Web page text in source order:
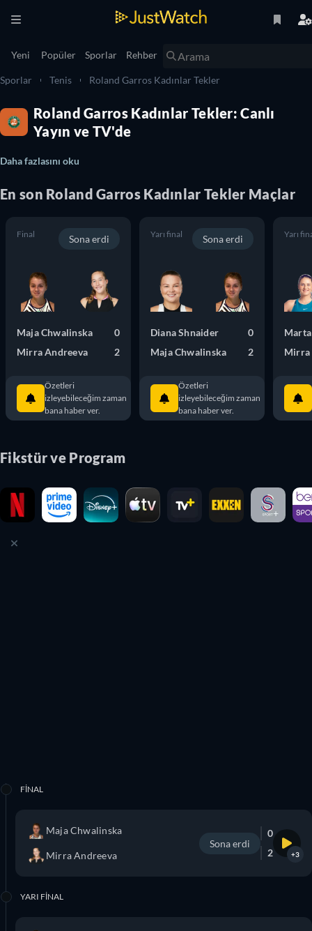
Yeni Popüler Sporlar Rehber
Sporlar Tenis Roland Garros Kadınlar Tekler
Roland Garros Kadınlar Tekler: Canlı
Yayın ve TV'de
Daha fazlasını oku
En son Roland Garros Kadınlar Tekler Maçlar
Final Sona erdi
Maja Chwalinska
0
Mirra Andreeva
2
Özetleri
izleyebileceğim zaman
bana haber ver.
Yarı final Sona erdi
Diana Shnaider
0
Maja Chwalinska
2
Özetleri
izleyebileceğim zaman
bana haber ver.
Yarı
Mirra
Fikstür ve Program
FINAL
Maja Chwalinska
Mirra Andreeva
Sona erdi
0
2
+3
YARI FINAL